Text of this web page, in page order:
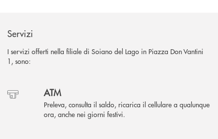
Servizi
I servizi offerti nella filiale di Soiano del Lago in Piazza Don Vantini
1, sono:
ATM
Preleva, consulta il saldo, ricarica il cellulare a qualunque
ora, anche nei giorni festivi.